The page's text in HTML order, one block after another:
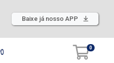
Baixe já nosso APP
0